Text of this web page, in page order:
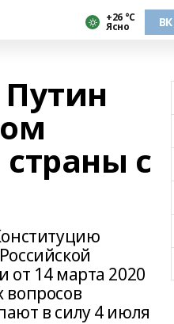
+26 °С
Ясно ВК
с
от 14 марта 2020
в силу 4 июля